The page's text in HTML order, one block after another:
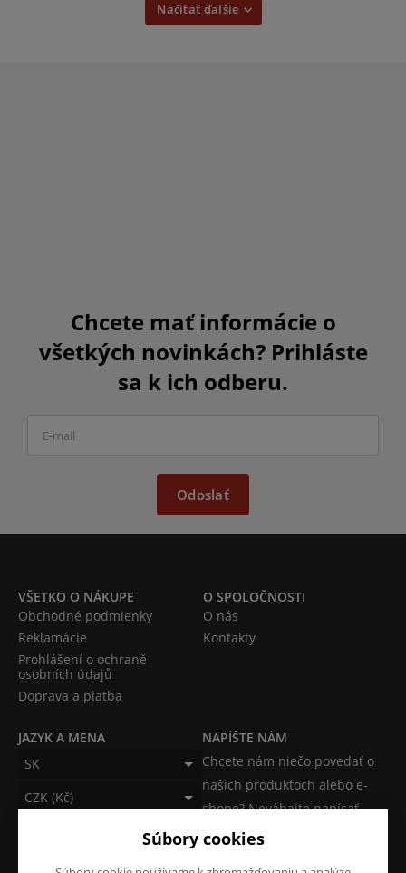
Načítať ďalšie
Chcete mať informácie o
všetkých novinkách? Prihláste
sa k ich odberu.
Odoslať
VŠETKO O NÁKUPE
Obchodné podmienky
Reklamácie
Prohlášení o ochraně
osobních údajů
Doprava a platba
O SPOLOČNOSTI
O nás
Kontakty
JAZYK A MENA
SK
CZK (Kč)
NAPÍŠTE NÁM
Chcete nám niečo povedať o
našich produktoch alebo e-
shope? Neváhajte napísať.
Chcem napísať správu
Súbory cookies